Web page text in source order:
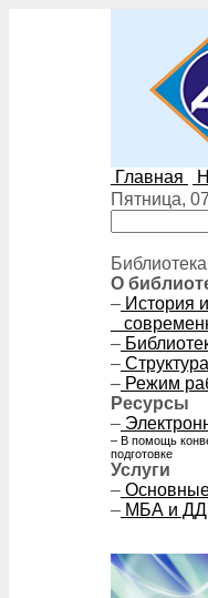
Главная
Пятница,
Библиотека
О
– История и
–
– Структура
– Режим
Ресурсы
–
– В помощь
подготовке
Услуги
– Основные
– МБА и ДД